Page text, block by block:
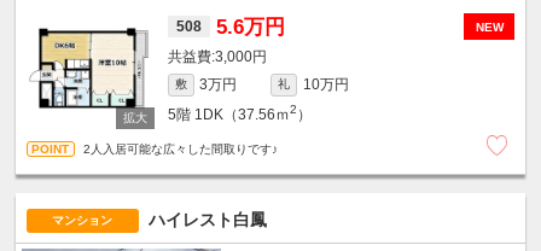
NEW
508 5.6万円
3,000円
敷 3万円 礼
10万円
5階 1DK（37.56ｍ2 ）
2人入居可能な広々した間取りです♪
マンション ハイレスト白鳳